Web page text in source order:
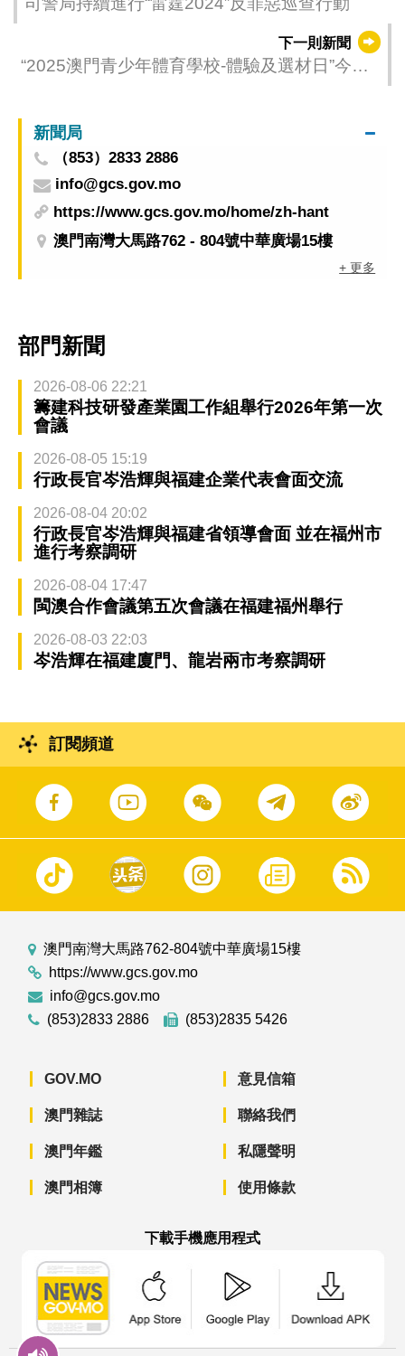
下一則新聞
“2025澳門青少年體育學校-體驗及選材日”今舉
新聞局
（853）2833 2886
info@gcs.gov.mo
https://www.gcs.gov.mo/home/zh-hant
澳門南灣大馬路762 - 804號中華廣場15樓
+ 更多
部門新聞
2026-08-06 22:21
籌建科技研發產業園工作組舉行2026年第一次
會議
2026-08-05 15:19
行政長官岑浩輝與福建企業代表會面交流
2026-08-04 20:02
行政長官岑浩輝與福建省領導會面 並在福州市
進行考察調研
2026-08-04 17:47
閩澳合作會議第五次會議在福建福州舉行
2026-08-03 22:03
岑浩輝在福建廈門、龍岩兩市考察調研
訂閱頻道
澳門南灣大馬路762-804號中華廣場15樓
https://www.gcs.gov.mo
info@gcs.gov.mo
(853)2833 2886
(853)2835 5426
GOV.MO
澳門雜誌
澳門年鑑
澳門相簿
意見信箱
聯絡我們
私隱聲明
使用條款
下載手機應用程式